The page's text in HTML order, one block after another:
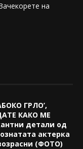
на
ГРЛО’,
КАКО МЕ
детали од
актерка
(ФОТО)